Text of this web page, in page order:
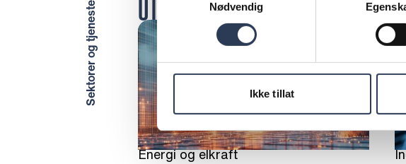
Nødvendig
Ikke tillat
UTFORSK VÅRT TILBUD
Sektorer og tjenester
Energi og elkraft